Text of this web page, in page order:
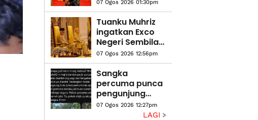
Kerajaan Negeri
Sembilan
07 Ogos 2026 01:30pm
Tuanku Muhriz
ingatkan Exco
Negeri Sembilan
jujur, jangan
salah guna
kuasa
07 Ogos 2026 12:56pm
Sangka
percuma punca
pengunjung
angkut pokok
hiasan MBJB
07 Ogos 2026 12:27pm
LAGI